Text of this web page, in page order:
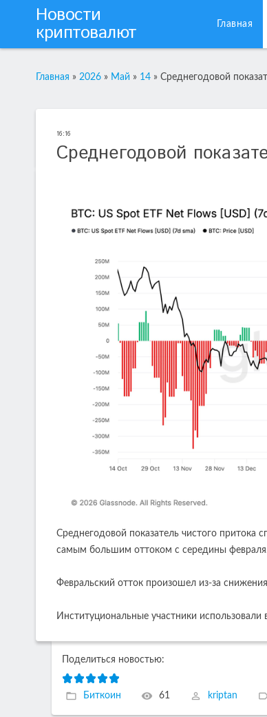
Новости
криптовалют Главная
Главная » 2026 » Май » 14 » Среднегодовой
16:16
Среднегодовой
Среднегодовой показатель чистого притока
самым большим оттоком с середины
Февральский отток произошел из-за
Институциональные участники
Поделиться новостью:
Биткоин 61 kriptan